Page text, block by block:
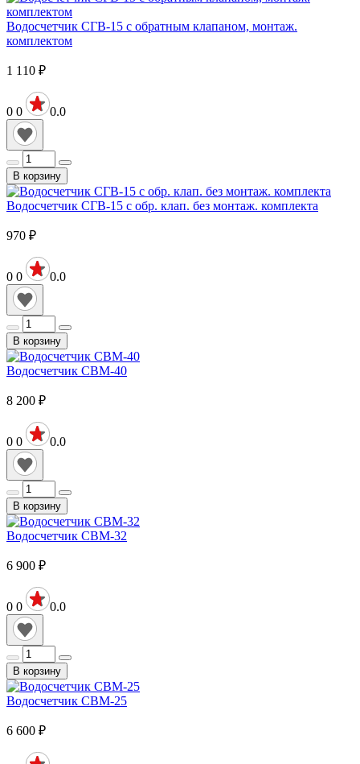
Водосчетчик СГВ-15 с обратным клапаном, монтаж.
комплектом
1 110 ₽
0 0 0.0
В корзину
Водосчетчик СГВ-15 с обр. клап. без монтаж. комплекта
970 ₽
0 0 0.0
В корзину
Водосчетчик СВМ-40
8 200 ₽
0 0 0.0
В корзину
Водосчетчик СВМ-32
6 900 ₽
0 0 0.0
В корзину
Водосчетчик СВМ-25
6 600 ₽